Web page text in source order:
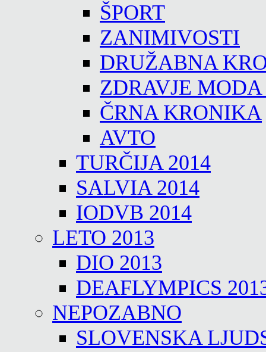
ŠPORT
ZANIMIVOSTI
DRUŽABNA
ZDRAVJE
ČRNA KRONIKA
AVTO
TURČIJA 2014
SALVIA 2014
IODVB 2014
LETO 2013
DIO 2013
DEAFLYMPICS
NEPOZABNO
SLOVENSKA